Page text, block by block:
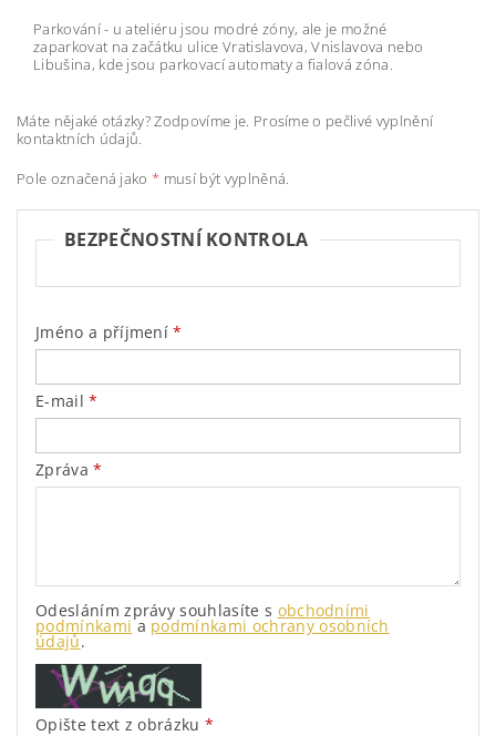
Parkování - u ateliéru jsou modré zóny, ale je možné
zaparkovat na začátku ulice Vratislavova, Vnislavova nebo
Libušina, kde jsou parkovací automaty a fialová zóna.
Máte nějaké otázky? Zodpovíme je. Prosíme o pečlivé vyplnění
kontaktních údajů.
Pole označená jako * musí být vyplněná.
BEZPEČNOSTNÍ KONTROLA
Jméno a příjmení
E-mail
Zpráva
Odesláním zprávy souhlasíte s obchodními
podmínkamia podmínkami ochrany osobních
údajů.
Opište text z obrázku